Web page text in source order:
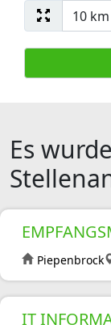
Es
Piepenbrock
IT